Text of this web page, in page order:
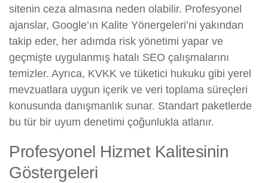
sitenin ceza almasına neden olabilir. Profesyonel
ajanslar, Google’ın Kalite Yönergeleri’ni yakından
takip eder, her adımda risk yönetimi yapar ve
geçmişte uygulanmış hatalı SEO çalışmalarını
temizler. Ayrıca, KVKK ve tüketici hukuku gibi yerel
mevzuatlara uygun içerik ve veri toplama süreçleri
konusunda danışmanlık sunar. Standart paketlerde
bu tür bir uyum denetimi çoğunlukla atlanır.
Profesyonel Hizmet Kalitesinin
Göstergeleri